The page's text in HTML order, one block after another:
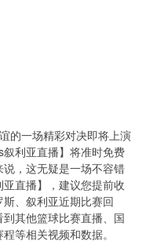
的一场精彩对决即将上演
利亚直播】将准时免费
，这无疑是一场不容错
直播】，建议您提前收
、叙利亚近期比赛回
其他篮球比赛直播、国
等相关视频和数据。